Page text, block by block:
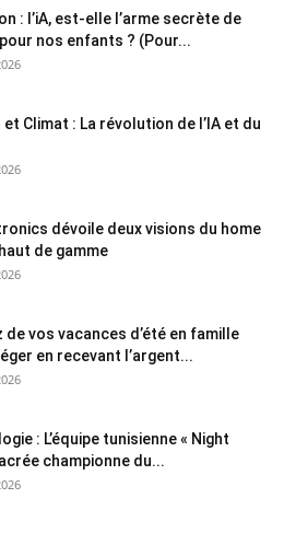
: l’iA, est-elle l’arme secrète de
nos enfants ? (Pour...
Climat : La révolution de l’IA et du
dévoile deux visions du home
de gamme
vos vacances d’été en famille
en recevant l’argent...
: L’équipe tunisienne « Night
championne du...